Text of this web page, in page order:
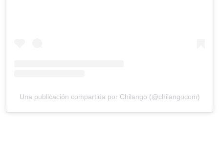
Una publicación compartida por Chilango (@chilangocom)